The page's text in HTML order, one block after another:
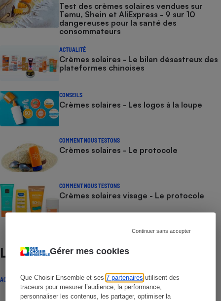
Gérer mes cookies
Que Choisir Ensemble et ses7 partenaires utilisent des
traceurs pour mesurer l’audience, la performance,
personnaliser les contenus, les partager, optimiser la
Continuer sans accepter
Test des crèmes solaires vendues sur
Temu, Shein et AliExpress - 9 sur 10
dangereuses pour la santé des
consommateurs
ACTUALITÉ
Crèmes solaires - Le bilan désastreux des
plateformes chinoises
CONSEILS
Crèmes solaires - Les logos à la loupe
COMMENT NOUS TESTONS
Crèmes solaires - Le protocole
COMMENT NOUS TESTONS
Crèmes solaires visage - Le protocole
Lire aussi
ACTUALITÉ